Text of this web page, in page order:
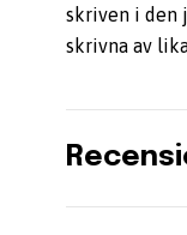
skriven i den
skrivna av